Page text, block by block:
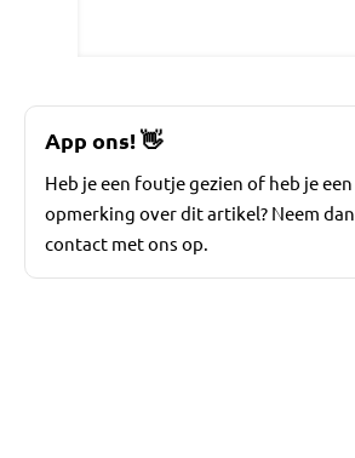
App ons!👋
Heb je een foutje gezien of heb je een
opmerking over dit artikel? Neem dan
contact met ons op.